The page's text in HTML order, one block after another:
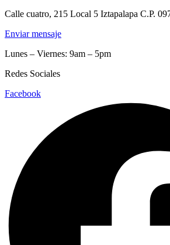
Calle cuatro, 215 Local 5 Iztapalapa C.P.
Enviar mensaje
Lunes – Viernes: 9am – 5pm
Redes Sociales
Facebook